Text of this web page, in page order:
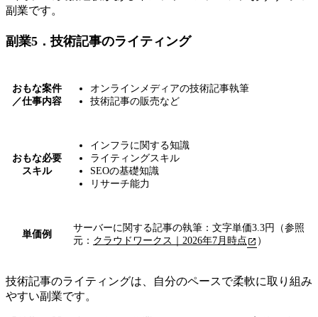
副業です。
副業5．技術記事のライティング
おもな案件
／仕事内容
オンラインメディアの技術記事執筆
技術記事の販売など
おもな必要
スキル
インフラに関する知識
ライティングスキル
SEOの基礎知識
リサーチ能力
単価例
サーバーに関する記事の執筆：文字単価3.3円（参照
元： クラウドワークス｜2026年7月時点 ）
技術記事のライティングは、自分のペースで柔軟に取り組み
やすい副業です。